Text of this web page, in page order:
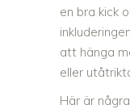
en bra kick
att hänga
eller
Här är